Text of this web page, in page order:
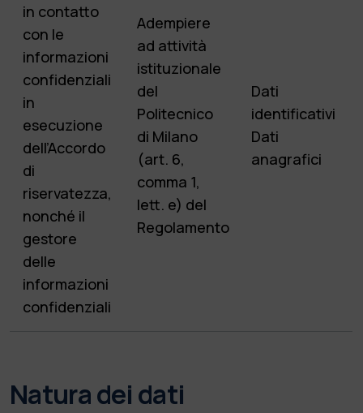
in contatto
con le
informazioni
confidenziali
in
esecuzione
dell’Accordo
di
riservatezza,
nonché il
gestore
delle
informazioni
confidenziali
Adempiere
ad attività
istituzionale
del
Politecnico
di Milano
(art. 6,
comma 1,
lett. e) del
Regolamento
Dati
identificativi
Dati
anagrafici
Natura dei dati